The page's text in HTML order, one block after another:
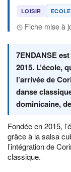
LOISIR
Fiche mise à
7ENDANSE
2015. L’école,
l’arrivée de
danse
dominicaine,
Fondée en 2015,
grâce à la salsa
l’intégration de
classique.